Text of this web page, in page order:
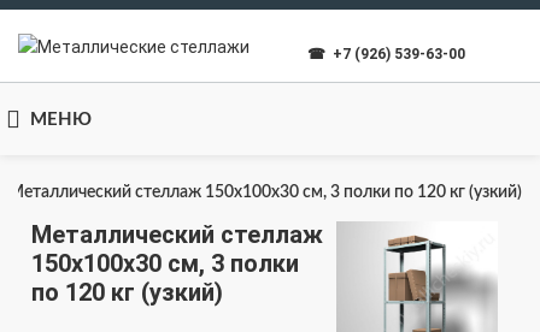
☎ +7 (926) 539-63-00
МЕНЮ
Металлический стеллаж 150x100x30 см, 3 полки по 120 кг (узкий)
Металлический стеллаж
150x100x30 см, 3 полки
по 120 кг (узкий)